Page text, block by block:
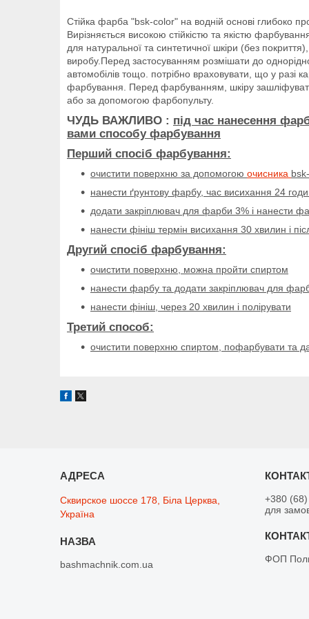
Стійка фарба "bsk-color" на водній основі глибоко
Вирізняється високою стійкістю та якістю
для натуральної та синтетичної шкіри (без
виробу.Перед застосуванням розмішати до
автомобілів тощо. потрібно враховувати, що у разі
фарбування. Перед фарбуванням, шкіру
або за допомогою фарбопульту.
ЧУДЬ ВАЖЛИВО : під час нанесення
вами способу фарбування
Перший спосіб фарбування:
очистити поверхню за допомогою очисника
нанести ґрунтову фарбу, час висихання 24
додати закріплювач для фарби 3% і нанести
нанести фініш термін висихання 30 хвилин і
Другий спосіб фарбування:
очистити поверхню, можна пройти спиртом
нанести фарбу та додати закріплювач для
нанести фініш, через 20 хвилин і полірувати
Третий способ:
очистити поверхню спиртом, пофарбувати та
Сквирское шоссе 178, Біла Церква,
Україна
bashmachnik.com.ua
+380
для
ФОП